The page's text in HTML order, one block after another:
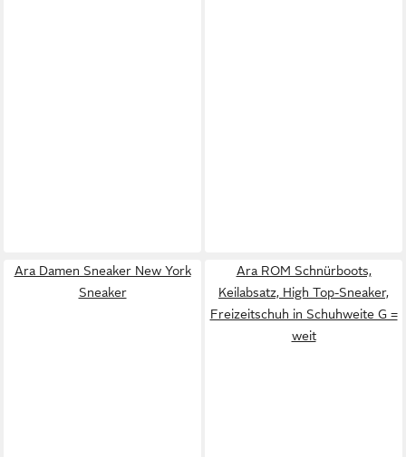
Ara Damen Sneaker New York
Sneaker
Ara ROM Schnürboots,
Keilabsatz, High Top-Sneaker,
Freizeitschuh in Schuhweite G =
weit